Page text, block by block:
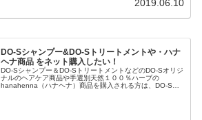
2019.06.10
DO-Sシャンプー&DO-Sトリートメントや・ハナ
ヘナ商品 をネット購入したい！
DO-Sシャンプー＆DO-SトリートメントなどのDO-Sオリジ
ナルのヘアケア商品や手選別天然１００％ハーブの
hanahenna（ハナヘナ）商品を購入される方は、DO-S公